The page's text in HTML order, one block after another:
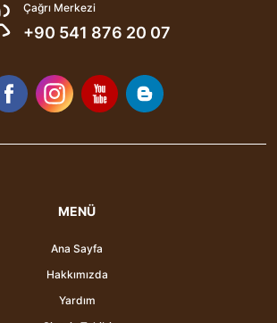
Çağrı Merkezi
+90 541 876 20 07
MENÜ
Ana Sayfa
Hakkımızda
Yardım